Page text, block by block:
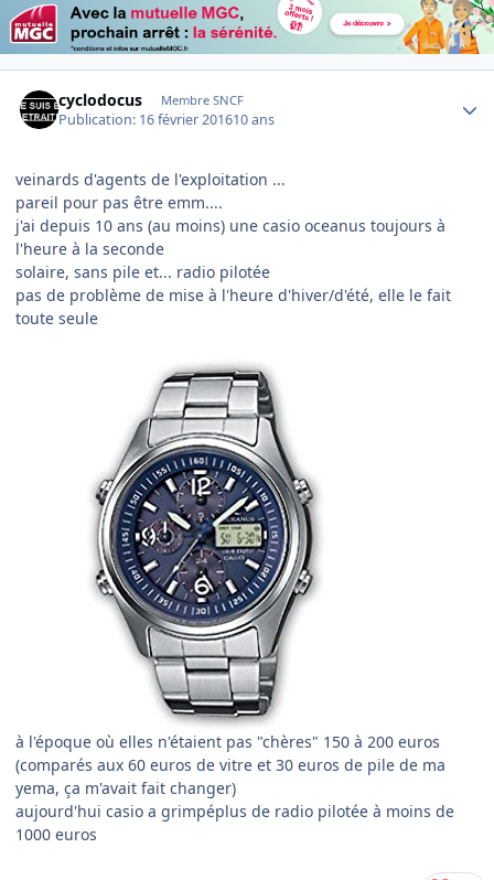
cyclodocus Membre SNCF
Publication: 16 février 201610 ans
veinards d'agents de l'exploitation ...
pareil pour pas être emm....
j'ai depuis 10 ans (au moins) une casio oceanus toujours à
l'heure à la seconde
solaire, sans pile et... radio pilotée
pas de problème de mise à l'heure d'hiver/d'été, elle le fait
toute seule
à l'époque où elles n'étaient pas "chères" 150 à 200 euros
(comparés aux 60 euros de vitre et 30 euros de pile de ma
yema, ça m'avait fait changer)
aujourd'hui casio a grimpéplus de radio pilotée à moins de
1000 euros